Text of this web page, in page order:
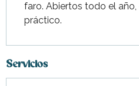
faro. Abiertos todo el
práctico.
Servicios